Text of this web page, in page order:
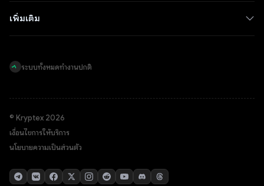
เพิ่มเติม
ระบบทั้งหมดทำงานปกติ
© Kryptex 2026
เงื่อนไขการให้บริการ
นโยบายความเป็นส่วนตัว